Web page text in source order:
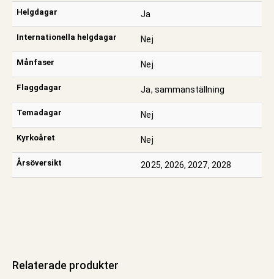
Helgdagar Ja
Internationella helgdagar Nej
Månfaser Nej
Flaggdagar Ja, sammanställning
Temadagar Nej
Kyrkoåret Nej
Årsöversikt 2025, 2026, 2027, 2028
Relaterade produkter